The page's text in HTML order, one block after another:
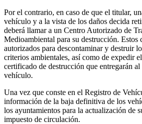
Por el contrario, en caso de que el titular,
vehículo y a la vista de los daños decida
deberá llamar a un Centro Autorizado de
Medioambiental para su destrucción. Estos
autorizados para descontaminar y destruir
criterios ambientales, así como de expedir
certificado de destrucción que entregarán
vehículo.
Una vez que conste en el Registro de
información de la baja definitiva de los
los ayuntamientos para la actualización de
impuesto de circulación.